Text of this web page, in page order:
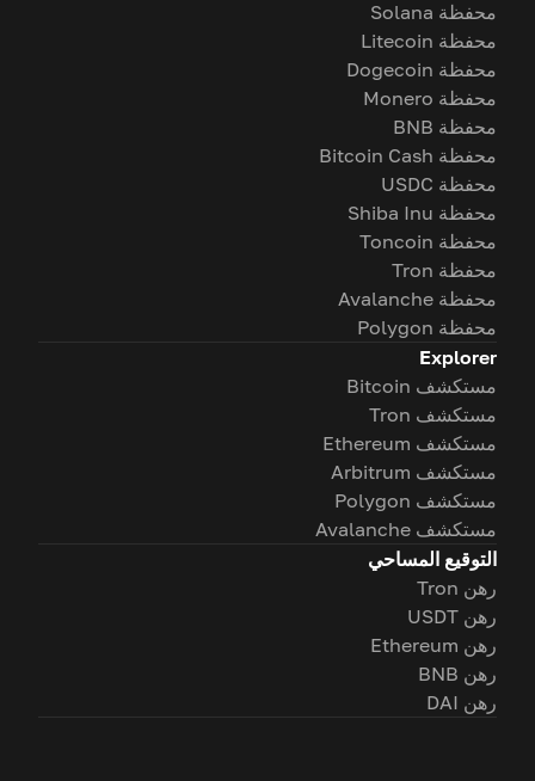
محفظة Solana
محفظة Litecoin
محفظة Dogecoin
محفظة Monero
محفظة BNB
محفظة Bitcoin Cash
محفظة USDC
محفظة Shiba Inu
محفظة Toncoin
محفظة Tron
محفظة Avalanche
محفظة Polygon
Explorer
مستكشف Bitcoin
مستكشف Tron
مستكشف Ethereum
مستكشف Arbitrum
مستكشف Polygon
مستكشف Avalanche
التوقيع المساحي
رهن Tron
رهن USDT
رهن Ethereum
رهن BNB
رهن DAI